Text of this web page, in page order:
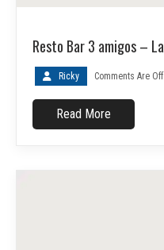
Resto Bar 3 amigos –
Ricky Comments Are
Read More